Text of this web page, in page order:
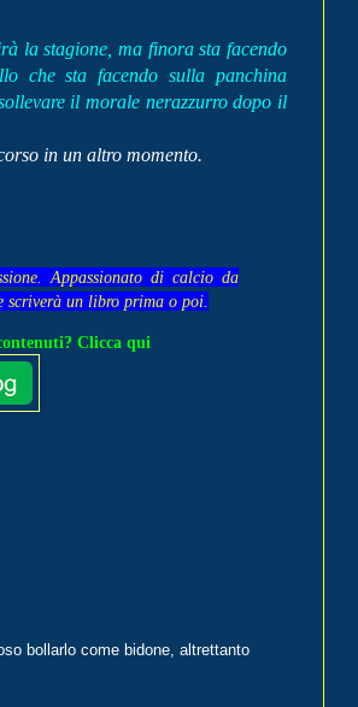
la stagione, ma finora sta facendo
che sta facendo sulla panchina
il morale nerazzurro dopo il
in un altro momento.
Appassionato di calcio da
un libro prima o poi.
Clicca qui
bollarlo come bidone, altrettanto